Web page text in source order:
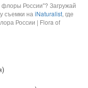
России"? Загружай
съемки на iNaturalist, где
России | Flora of